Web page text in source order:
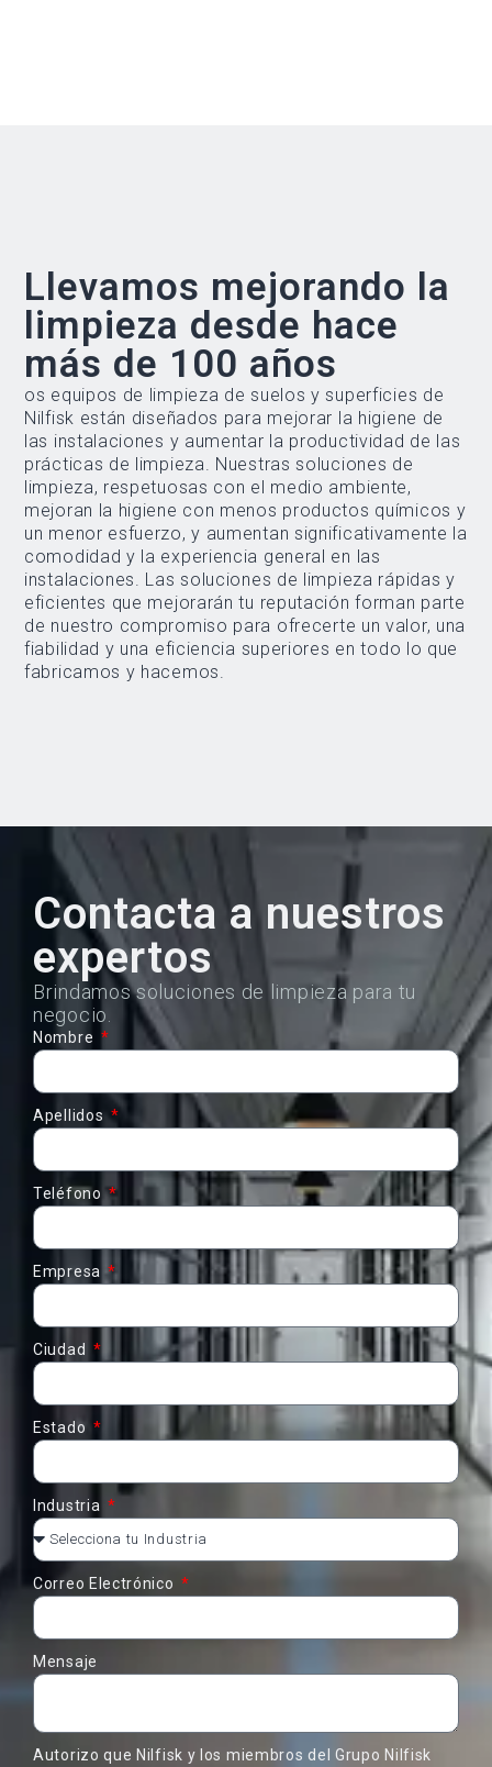
Llevamos mejorando la
limpieza desde hace
más de 100 años
os equipos de limpieza de suelos y superficies de
Nilfisk están diseñados para mejorar la higiene de
las instalaciones y aumentar la productividad de las
prácticas de limpieza. Nuestras soluciones de
limpieza, respetuosas con el medio ambiente,
mejoran la higiene con menos productos químicos y
un menor esfuerzo, y aumentan significativamente la
comodidad y la experiencia general en las
instalaciones. Las soluciones de limpieza rápidas y
eficientes que mejorarán tu reputación forman parte
de nuestro compromiso para ofrecerte un valor, una
fiabilidad y una eficiencia superiores en todo lo que
fabricamos y hacemos.
Contacta a nuestros
expertos
Brindamos soluciones de limpieza para tu
negocio.
Nombre
Apellidos
Teléfono
Empresa
Ciudad
Estado
Industria
Correo Electrónico
Mensaje
Autorizo que Nilfisk y los miembros del Grupo Nilfisk